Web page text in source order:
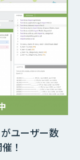
ユーザー数
！